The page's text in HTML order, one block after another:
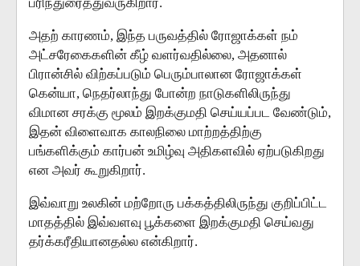
அதற் காரணம், இந்த பருவத்தில் ரோஜாக்கள் நம்
அட்சரேகைகளின் கீழ் வளர்வதில்லை, அதனால்
பிரான்சில் விற்கப்படும் பெரும்பாலான ரோஜாக்கள்
கென்யா, நெதர்லாந்து போன்ற நாடுகளிலிருந்து
விமான சரக்கு மூலம் இறக்குமதி செய்யப்பட வேண்டும்,
இதன் விளைவாக காலநிலை மாற்றத்திற்கு
பங்களிக்கும் கார்பன் உமிழ்வு அதிகளவில் ஏற்படுகிறது
என அவர் கூறுகிறார்.
இவ்வாறு உலகின் மற்றோரு பக்கத்திலிருந்து குறிப்பிட்ட
மாதத்தில் இவ்வளவு பூக்களை இறக்குமதி செய்வது
தர்க்கரீதியானதல்ல என்கிறார்.